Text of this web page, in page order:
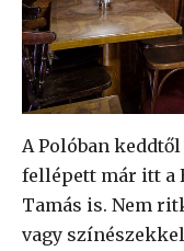
A Polóban
fellépett már itt a
Tamás is. Nem
vagy